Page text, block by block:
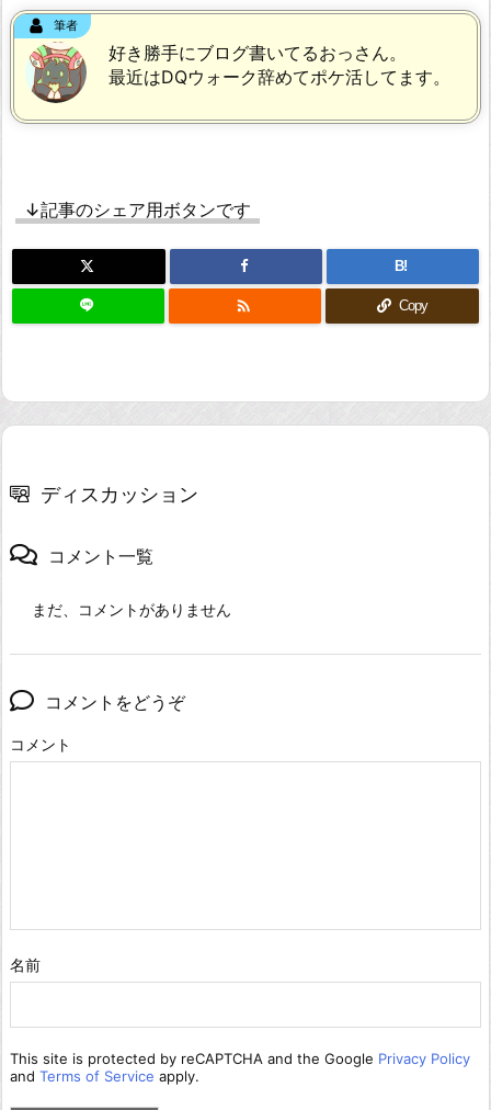
筆者
好き勝手にブログ書いてるおっさん。
最近はDQウォーク辞めてポケ活してます。
↓記事のシェア用ボタンです
B!
 Copy
ディスカッション
コメント一覧
まだ、コメントがありません
コメントをどうぞ
コメント
名前
This site is protected by reCAPTCHA and the Google Privacy Policy
and Terms of Service apply.